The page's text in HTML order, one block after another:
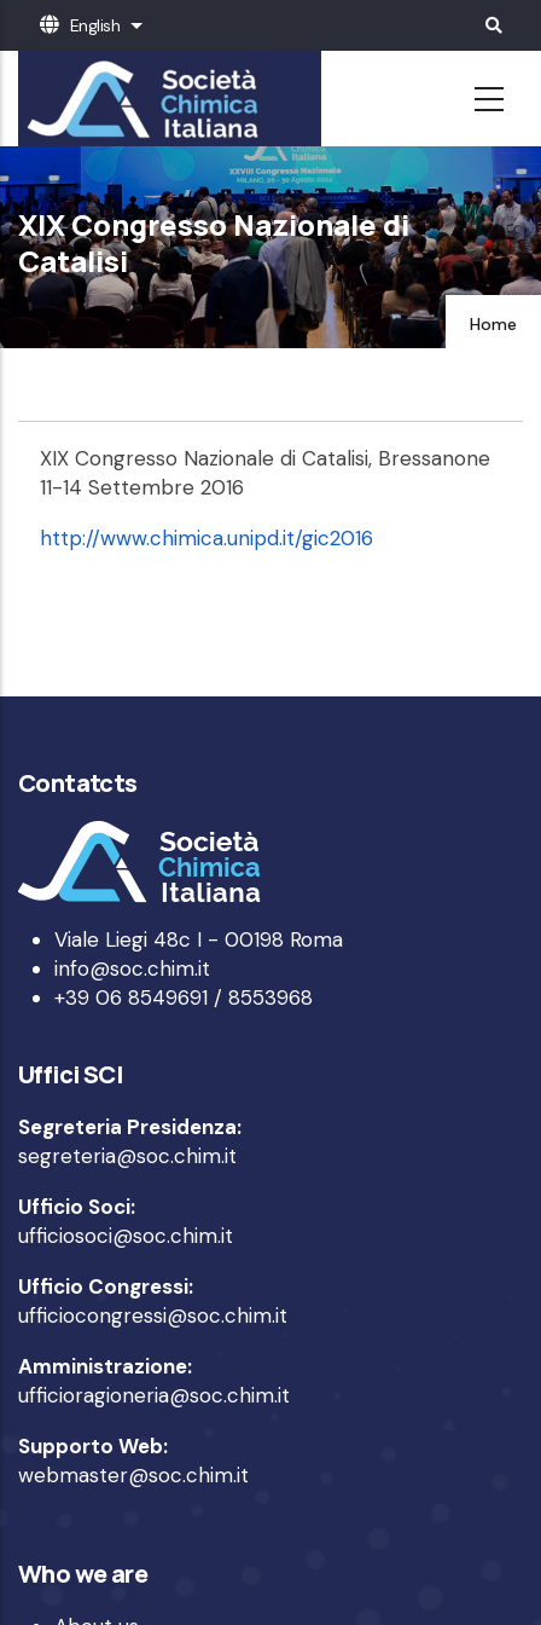
content
English List additional actions
XIX Congresso Nazionale di
Catalisi
Home
XIX Congresso Nazionale di Catalisi, Bressanone
11-14 Settembre 2016
http://www.chimica.unipd.it/gic2016
Contatcts
Viale Liegi 48c I - 00198 Roma
info@soc.chim.it
+39 06 8549691 / 8553968
Uffici SCI
Segreteria Presidenza:
segreteria@soc.chim.it
Ufficio Soci:
ufficiosoci@soc.chim.it
Ufficio Congressi:
ufficiocongressi@soc.chim.it
Amministrazione:
ufficioragioneria@soc.chim.it
Supporto Web:
webmaster@soc.chim.it
Who we are